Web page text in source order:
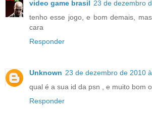
video game brasil 23 de dezembro
tenho esse jogo, e bom demais,
cara
Responder
Unknown 23 de dezembro de 2010
qual é a sua id da psn , e muito bom
Responder